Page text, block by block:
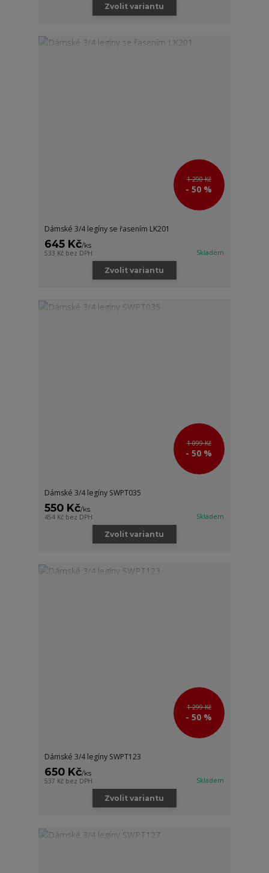
Zvolit variantu
1 290 Kč
- 50 %
Dámské 3/4 legíny se řasením LK201
645 Kč/ks
533 Kč bez DPH Skladem
Zvolit variantu
1 099 Kč
- 50 %
Dámské 3/4 legíny SWPT035
550 Kč/ks
454 Kč bez DPH Skladem
Zvolit variantu
1 299 Kč
- 50 %
Dámské 3/4 legíny SWPT123
650 Kč/ks
537 Kč bez DPH Skladem
Zvolit variantu